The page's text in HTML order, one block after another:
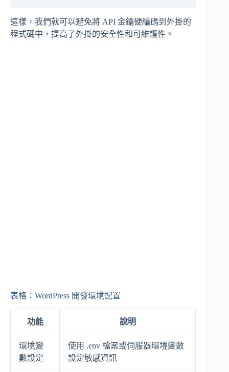
這樣，我們就可以避免將 API 金鑰硬編碼到外掛的
程式碼中，提高了外掛的安全性和可維護性。
表格：WordPress 開發環境配置
功能 說明
環境變
數設定
使用 .env 檔案或伺服器環境變數
設定敏感資訊